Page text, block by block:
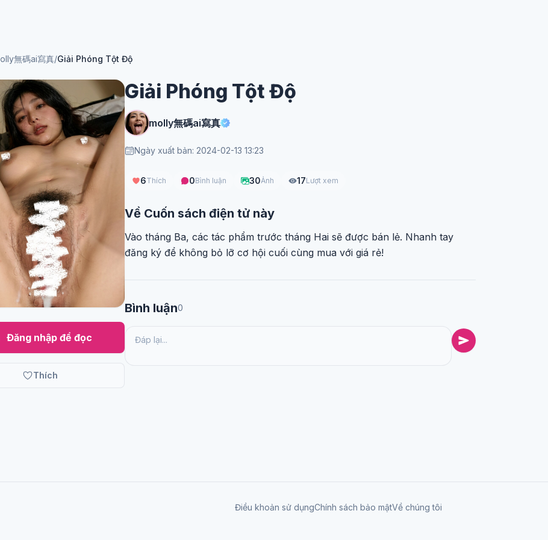
無碼ai寫真/Giải Phóng Tột Độ
Đăng nhập để đọc
Thích
Giải Phóng Tột Độ
molly無碼ai寫真
Ngày xuất bản: 2024-02-13 13:23
6Thích 0Bình luận 30Ảnh 17Lượt xem
Về Cuốn sách điện tử này
Vào tháng Ba, các tác phẩm trước tháng Hai sẽ được bán lẻ. Nhanh tay
đăng ký để không bỏ lỡ cơ hội cuối cùng mua với giá rẻ!
Bình luận0
Điều khoản sử dụngChính sách bảo mậtVề chúng tôi